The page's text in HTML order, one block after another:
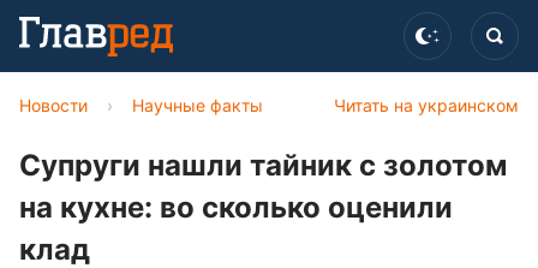
Читать на украинском
Новости › Научные факты
Супруги нашли тайник с золотом
на кухне: во сколько оценили
клад